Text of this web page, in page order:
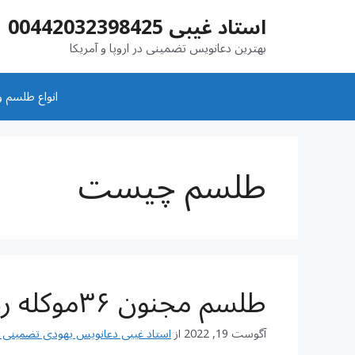
استاد غیبی 00442032398425
بهترین دعانویس تضمینی در اروپا و آمریکا
انواع طلسم
طلسم چیست
طلسم مجنون ۳۶موکله رحمانی وعرفانی
آگوست 19, 2022 ازاستاد غیبی دعانویس یهودی تضمینی شماره